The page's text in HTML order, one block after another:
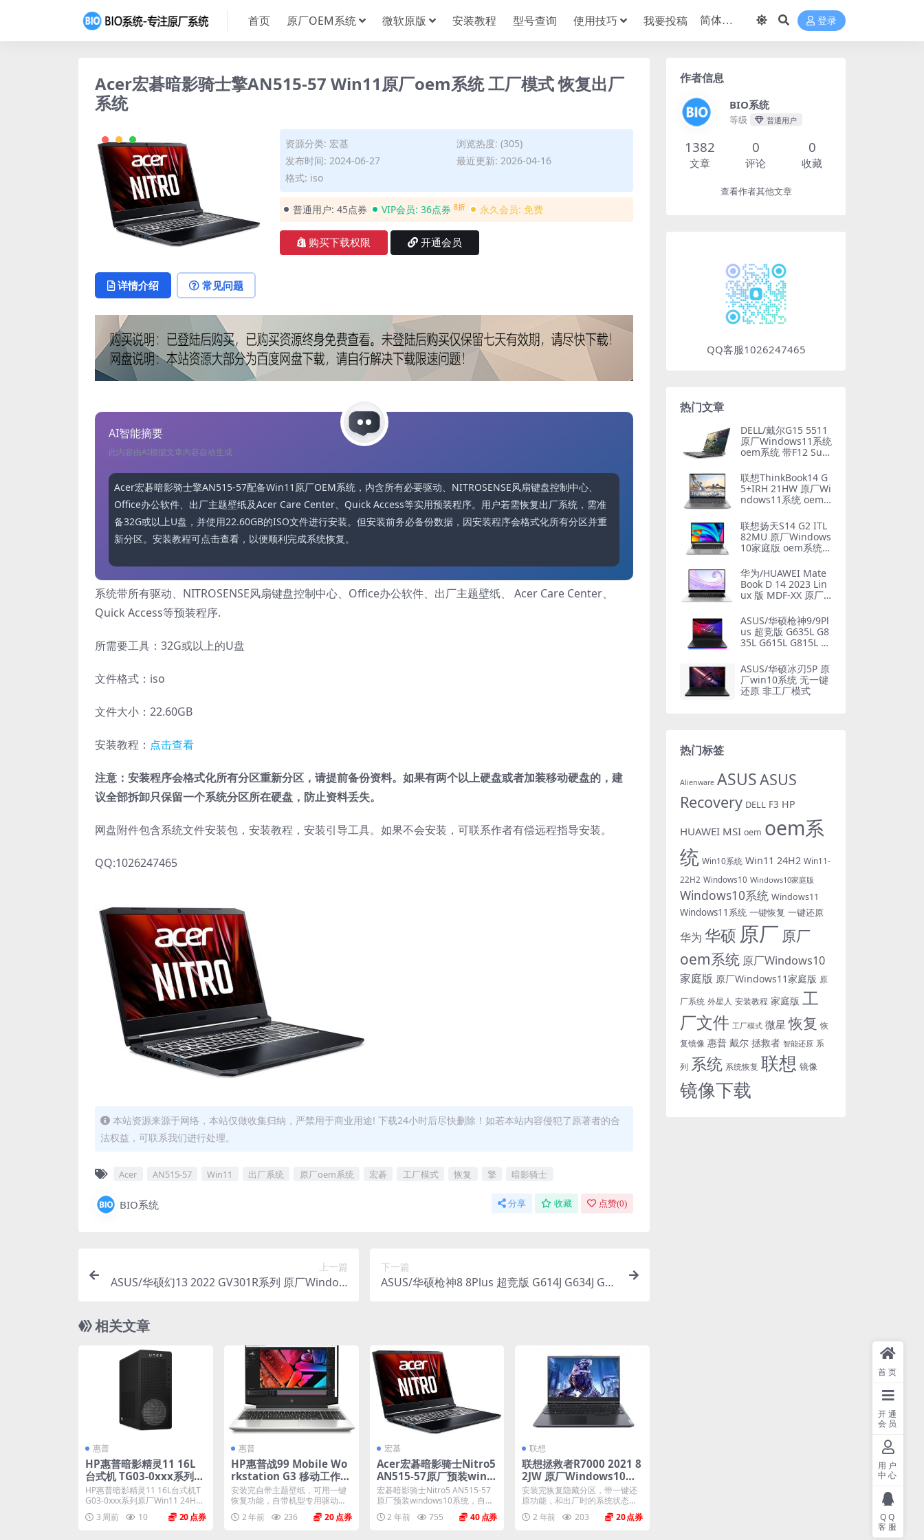
首页 原厂OEM系统 微软原版 安装教程 型号查询 使用技巧 我要投稿 登录
Acer宏碁暗影骑士擎AN515-57 Win11原厂oem系统 工厂模式 恢复出厂
系统
资源分类: 宏基
浏览热度: (305)
发布时间: 2024-06-27
最近更新: 2026-04-16
格式: iso
普通用户: 45点券 VIP会员: 36点券 8折 永久会员: 免费
购买下载权限 开通会员
详情介绍 常见问题
AI智能摘要
此内容由AI根据文章内容自动生成
Acer宏碁暗影骑士擎AN515-57配备Win11原厂OEM系统，内含所有必要驱动、NITROSENSE风扇键盘控制中心、
Office办公软件、出厂主题壁纸及Acer Care Center、Quick Access等实用预装程序。用户若需恢复出厂系统，需准
备32G或以上U盘，并使用22.60GB的ISO文件进行安装。但安装前务必备份数据，因安装程序会格式化所有分区并重
新分区。安装教程可点击查看，以便顺利完成系统恢复。
系统带所有驱动、NITROSENSE风扇键盘控制中心、Office办公软件、出厂主题壁纸、 Acer Care Center、
Quick Access等预装程序.
所需要工具：32G或以上的U盘
文件格式：iso
文件大小：22.60GB
安装教程： 点击查看
注意：安装程序会格式化所有分区重新分区，请提前备份资料。如果有两个以上硬盘或者加装移动硬盘的，建
议全部拆卸只保留一个系统分区所在硬盘，防止资料丢失。
网盘附件包含系统文件安装包，安装教程，安装引导工具。如果不会安装，可联系作者有偿远程指导安装。
QQ:1026247465
本站资源来源于网络，本站仅做收集归纳，严禁用于商业用途! 下载24小时后尽快删除！如若本站内容侵犯了原著者的合
法权益，可联系我们进行处理。
Acer AN515-57 Win11 出厂系统 原厂oem系统 宏碁 工厂模式 恢复 擎 暗影骑士
BIO系统 分享 收藏 点赞(0)
上一篇
ASUS/华硕幻13 2022 GV301R系列 原厂Window
下一篇
ASUS/华硕枪神8 8Plus 超竞版 G614J G634J G83
相关文章
惠普
HP惠普暗影精灵11 16L
台式机 TG03-0xxx系列
原厂Win11 24H2系统 原
厂oem系统
HP惠普暗影精灵11 16L台式机T
G03-0xxx系列原厂Win11 24H
2...
3 周前 10 20
惠普
HP惠普战99 Mobile Wo
rkstation G3 移动工作站
Windows10原厂oem系
统镜像下载
安装完自带主题壁纸，可用一键
恢复功能，自带机型专用驱动和
软件，将电脑恢复到出厂时...
2 年前 236 20
宏基
Acer宏碁暗影骑士Nitro5
AN515-57原厂预装wind
ows10系统OEM系统下载
宏碁暗影骑士Nitro5 AN515-57
原厂预装windows10系统，自带
出...
2 年前 755 40
联想
联想拯救者R7000 2021 8
2JW 原厂Windows10家
庭中文版恢复镜像 原厂oe
m系统
安装完恢复隐藏分区，带一键还
原功能，和出厂时的系统状态一
模一样。 机型(MTM)...
2 年前 203 20
作者信息
BIO系统
等级 普通用户
1382
文章
0
评论
0
收藏
查看作者其他文章
QQ客服1026247465
热门文章
DELL/戴尔G15 5511
原厂Windows11系统
oem系统 带F12 Sup
ery恢复
联想ThinkBook14 G
5+IRH 21HW 原厂Wi
ndows11系统 oem
联想扬天S14 G2 ITL
82MU 原厂Windows
10家庭版 oem系统镜
华为/HUAWEI Mate
Book D 14 2023 Lin
ux 版 MDF-XX 原厂
厂文件 带F10智能还
原
ASUS/华硕枪神9/9Pl
us 超竞版 G635L G8
35L G615L G815L 原
非工厂模式
ASUS/华硕冰刃5P 原
厂win10系统 无一键
还原 非工厂模式
热门标签
Alienware ASUSASUS
Recovery DELL F3 HP
HUAWEI MSI oem oem系
统 Win10系统 Win11 24H2 Win11-
22H2 Windows10 Windows10家庭版
Windows10系统 Windows11
Windows11系统 一键恢复 一键还原
华为 华硕 原厂 原厂
oem系统 原厂Windows10
家庭版 原厂Windows11家庭版 原
厂系统 外星人 安装教程 家庭版 工
厂文件 工厂模式 微星 恢复 恢
复镜像 惠普 戴尔 拯救者 智能还原 系
列 系统 系统恢复 联想 镜像
镜像下载
首页
开通
会员
用户
中心
QQ
客服